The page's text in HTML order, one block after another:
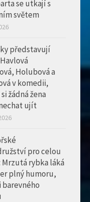
se utkají s
světem
představují
Holubová a
v komedii,
žádná žena
ujít
pro celou
Mrzutá rybka láká
plný humoru,
barevného